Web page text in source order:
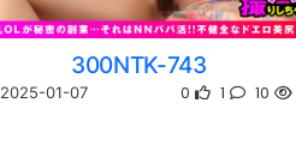
300NTK-743
2025-01-07 0 1 10